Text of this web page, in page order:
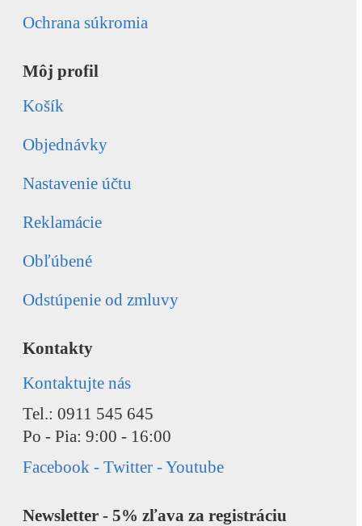
Ochrana súkromia
Môj profil
Košík
Objednávky
Nastavenie účtu
Reklamácie
Obľúbené
Odstúpenie od zmluvy
Kontakty
Kontaktujte nás
Tel.: 0911 545 645
Po - Pia: 9:00 - 16:00
Facebook - Twitter - Youtube
Newsletter - 5% zľava za registráciu